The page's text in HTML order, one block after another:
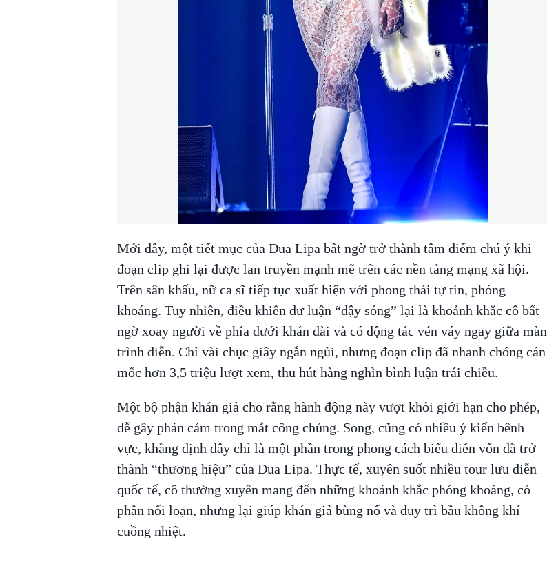
Mới đây, một tiết mục của Dua Lipa bất ngờ trở thành tâm điểm chú ý khi
đoạn clip ghi lại được lan truyền mạnh mẽ trên các nền tảng mạng xã hội.
Trên sân khấu, nữ ca sĩ tiếp tục xuất hiện với phong thái tự tin, phóng
khoáng. Tuy nhiên, điều khiến dư luận “dậy sóng” lại là khoảnh khắc cô bất
ngờ xoay người về phía dưới khán đài và có động tác vén váy ngay giữa màn
trình diễn. Chỉ vài chục giây ngắn ngủi, nhưng đoạn clip đã nhanh chóng cán
mốc hơn 3,5 triệu lượt xem, thu hút hàng nghìn bình luận trái chiều.
Một bộ phận khán giả cho rằng hành động này vượt khỏi giới hạn cho phép,
dễ gây phản cảm trong mắt công chúng. Song, cũng có nhiều ý kiến bênh
vực, khẳng định đây chỉ là một phần trong phong cách biểu diễn vốn đã trở
thành “thương hiệu” của Dua Lipa. Thực tế, xuyên suốt nhiều tour lưu diễn
quốc tế, cô thường xuyên mang đến những khoảnh khắc phóng khoáng, có
phần nổi loạn, nhưng lại giúp khán giả bùng nổ và duy trì bầu không khí
cuồng nhiệt.